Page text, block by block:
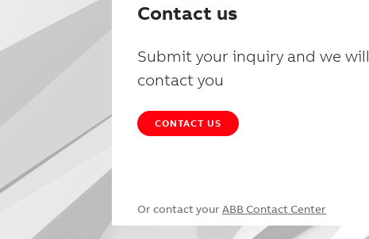
Contact us
Submit your inquiry and we will
contact you
CONTACT US
Or contact your ABB Contact Center